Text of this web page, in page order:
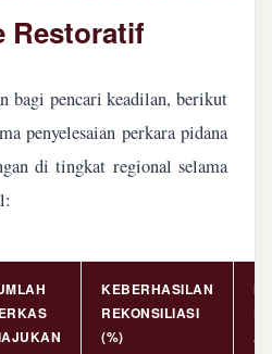
Restoratif
bagi pencari keadilan, berikut
penyelesaian perkara pidana
di tingkat regional selama
KEBERHASILAN
REKONSILIASI
(%)